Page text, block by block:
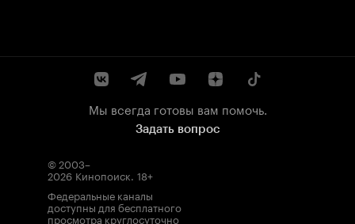
Мы всегда готовы вам помочь.
Задать вопрос
© 2003–
2026 Кинопоиск. 18+
Федеральные каналы
доступны для бесплатного
просмотра круглосуточно